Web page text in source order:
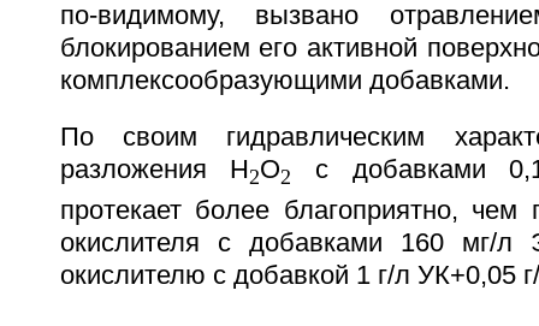
по-видимому, вызвано
блокированием его активной
комплексообразующими добавками.
По своим гидравлическим
разложения Н 2О2
с добавками
протекает более благоприятно, чем
окислителя с добавками 160 мг/л
окислителю с добавкой 1 г/л УК+0,05